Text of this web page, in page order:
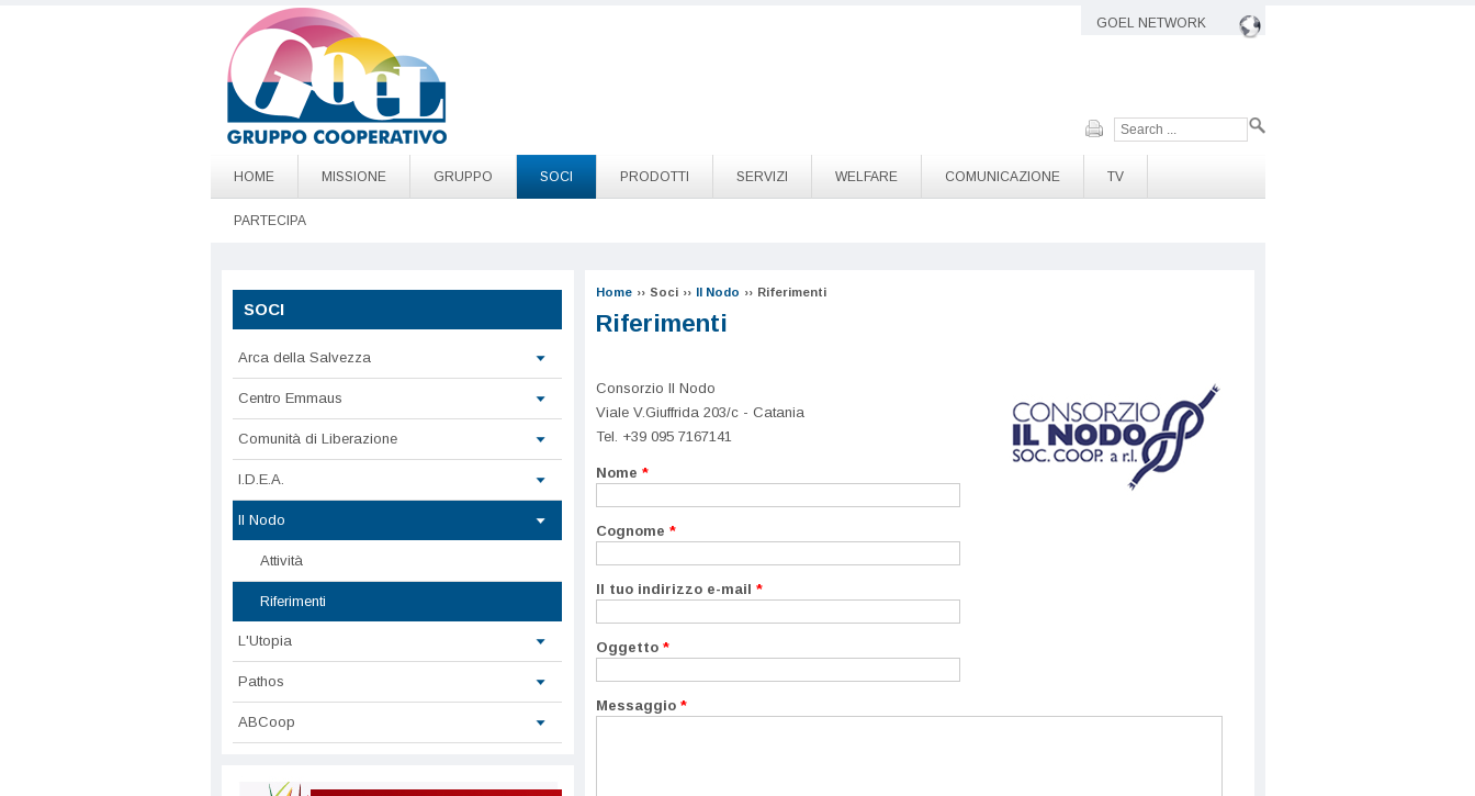
GOEL NETWORK
Cerca
HOME MISSIONE GRUPPO SOCI PRODOTTI SERVIZI WELFARE COMUNICAZIONE TV
PARTECIPA
Home ›› Soci ›› Il Nodo ›› Riferimenti
Riferimenti
Consorzio Il Nodo
Viale V.Giuffrida 203/c - Catania
Tel. +39 095 7167141
Nome *
Cognome *
Il tuo indirizzo e-mail *
Oggetto *
Messaggio *
SOCI
Arca della Salvezza
Centro Emmaus
Comunità di Liberazione
I.D.E.A.
Il Nodo
Attività
Riferimenti
L'Utopia
Pathos
ABCoop